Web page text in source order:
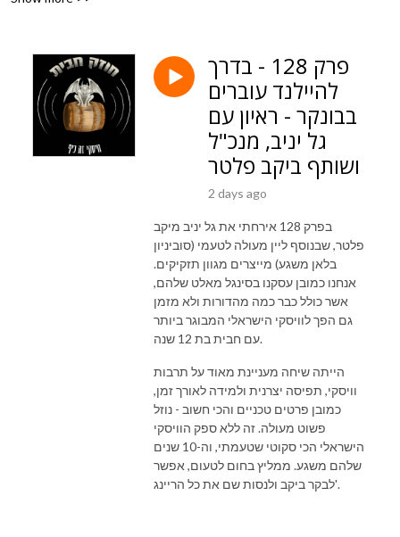
פרק 128 - בדרך
להיילנד עוברים
בבונקר - ראיון עם
גל יניב, מנכ"ל
ושותף ביקב פלטר
2 days ago
בפרק 128 אירחתי את גל יניב מיקב
פלטר, שבנוסף ליין מעולה לטעמי (סוביניון
בלאן משגע) מייצרים מגוון תזקיקים.
אנחנו כמובן עסקנו בסינגל מאלט שלהם,
אשר כולל כבר כמה מהדורות ולא מזמן
גם הפך לוויסקי הישראלי המבוגר ביותר
עם חבית בת 12 שנה.
הייתה שיחה מעניינת מאוד על תרבות
וויסקי, תפיסה יצרנית ולמידה לאורך זמן,
כמובן פרטים טכניים והכי חשוב - נוזל
פשוט מעולה. זה ללא ספק הוויסקי
הישראלי הכי סקוטי שטעמתי, וה-10 שנים
שלהם משגע. ממליץ בחום לטעום, אפשר
לבקר ביקב ולנסות שם את כל הריינג'.